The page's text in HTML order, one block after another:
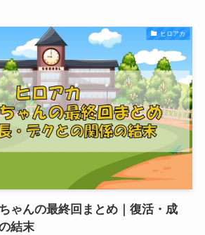
ヒロアカ
ゃんの最終回まとめ｜復活・成
結末